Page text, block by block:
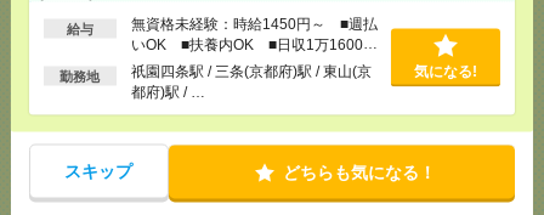
給与
無資格未経験：時給1450円～ ■週払
いOK ■扶養内OK ■日収1万1600円
以上
勤務地
祇園四条駅 / 三条(京都府)駅 / 東山(京
都府)駅 / …
気になる!
スキップ どちらも気になる！
気になる！ 電話応募
メール LINEで送る